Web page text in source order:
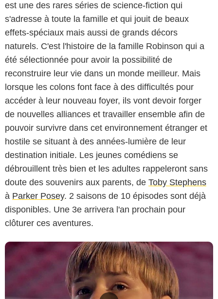
est une des rares séries de science-fiction qui
s'adresse à toute la famille et qui jouit de beaux
effets-spéciaux mais aussi de grands décors
naturels. C'est l'histoire de la famille Robinson qui a
été sélectionnée pour avoir la possibilité de
reconstruire leur vie dans un monde meilleur. Mais
lorsque les colons font face à des difficultés pour
accéder à leur nouveau foyer, ils vont devoir forger
de nouvelles alliances et travailler ensemble afin de
pouvoir survivre dans cet environnement étranger et
hostile se situant à des années-lumière de leur
destination initiale. Les jeunes comédiens se
débrouillent très bien et les adultes rappeleront sans
doute des souvenirs aux parents, de Toby Stephens
à Parker Posey. 2 saisons de 10 épisodes sont déjà
disponibles. Une 3e arrivera l'an prochain pour
clôturer ces aventures.